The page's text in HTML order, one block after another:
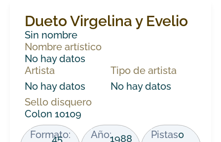
Dueto Virgelina y Evelio
Sin nombre
Nombre artístico
No hay datos
Artista
No hay datos
Tipo de artista
No hay datos
Sello disquero
Colon 10109
Formato:
45
Año:1988 Pistas0